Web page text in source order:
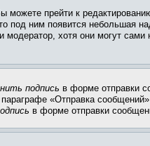
можете прейти к
под ним появится небольшая
модератор, хотя они могут сами
подпись в форме отправки
«Отправка
в форме отправки